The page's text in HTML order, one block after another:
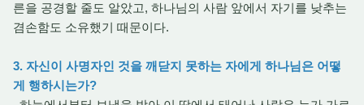
른을 공경할 줄도 알았고, 하나님의 사람 앞에서 자기를 낮추는
겸손함도 소유했기 때문이다.
3. 자신이 사명자인 것을 깨닫지 못하는 자에게 하나님은 어떻
게 행하시는가?